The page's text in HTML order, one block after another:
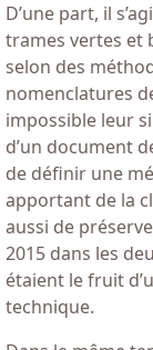
D’une part, il
trames vertes et
selon des
nomenclatures
impossible leur
d’un document
de définir une
apportant de la
aussi de
2015 dans les
étaient le fruit
technique.